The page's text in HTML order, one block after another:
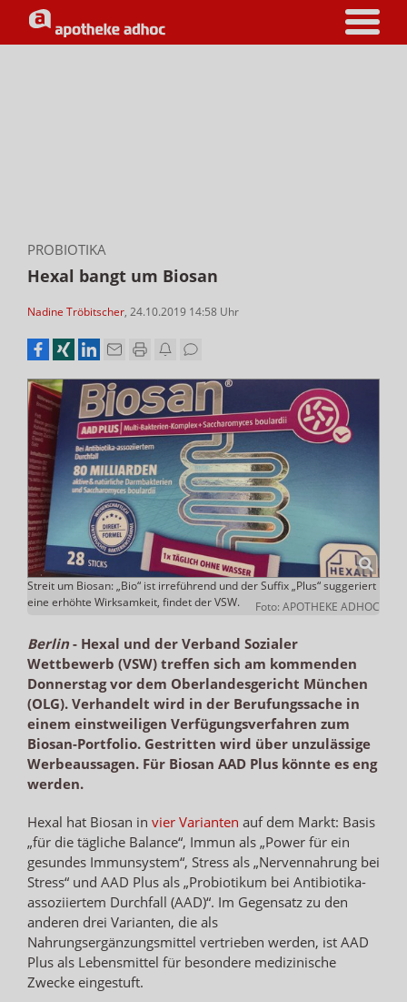
PROBIOTIKA
Hexal bangt um Biosan
Nadine Tröbitscher, 24.10.2019 14:58 Uhr
Streit um Biosan: „Bio“ ist irreführend und der Suffix „Plus“ suggeriert
eine erhöhte Wirksamkeit, findet der VSW.
Foto: APOTHEKE ADHOC
Berlin- Hexal und der Verband Sozialer
Wettbewerb (VSW) treffen sich am kommenden
Donnerstag vor dem Oberlandesgericht München
(OLG). Verhandelt wird in der Berufungssache in
einem einstweiligen Verfügungsverfahren zum
Biosan-Portfolio. Gestritten wird über unzulässige
Werbeaussagen. Für Biosan AAD Plus könnte es eng
werden.
Hexal hat Biosan in vier Varianten auf dem Markt: Basis
„für die tägliche Balance“, Immun als „Power für ein
gesundes Immunsystem“, Stress als „Nervennahrung bei
Stress“ und AAD Plus als „Probiotikum bei Antibiotika-
assoziiertem Durchfall (AAD)“. Im Gegensatz zu den
anderen drei Varianten, die als
Nahrungsergänzungsmittel vertrieben werden, ist AAD
Plus als Lebensmittel für besondere medizinische
Zwecke eingestuft.